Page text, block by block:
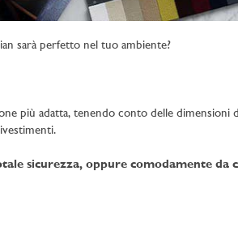
sarà perfetto nel tuo ambiente?
più adatta, tenendo conto delle dimensioni
sicurezza, oppure comodamente da